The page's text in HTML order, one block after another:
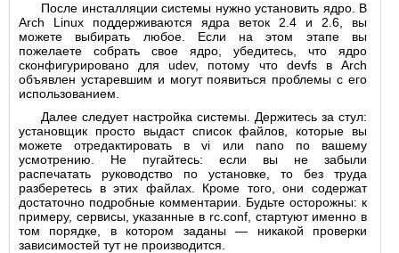
После инсталляции системы нужно установить ядро. В
Arch Linux поддерживаются ядра веток 2.4 и 2.6, вы
можете выбирать любое. Если на этом этапе вы
пожелаете собрать свое ядро, убедитесь, что ядро
сконфигурировано для udev, потому что devfs в Arch
объявлен устаревшим и могут появиться проблемы с его
использованием.
Далее следует настройка системы. Держитесь за стул:
установщик просто выдаст список файлов, которые вы
можете отредактировать в vi или nano по вашему
усмотрению. Не пугайтесь: если вы не забыли
распечатать руководство по установке, то без труда
разберетесь в этих файлах. Кроме того, они содержат
достаточно подробные комментарии. Будьте осторожны: к
примеру, сервисы, указанные в rc.conf, стартуют именно в
том порядке, в котором заданы — никакой проверки
зависимостей тут не производится.